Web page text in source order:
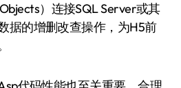
）连接SQL Server或其
据的增删改查操作，为H5前